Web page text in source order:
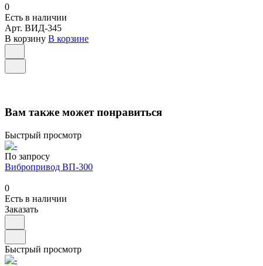
0
Есть в наличии
Арт. ВИД-345
В корзину В корзине
Вам также может понравиться
Быстрый просмотр
По запросу
Вибропривод ВП-300
0
Есть в наличии
Заказать
Быстрый просмотр